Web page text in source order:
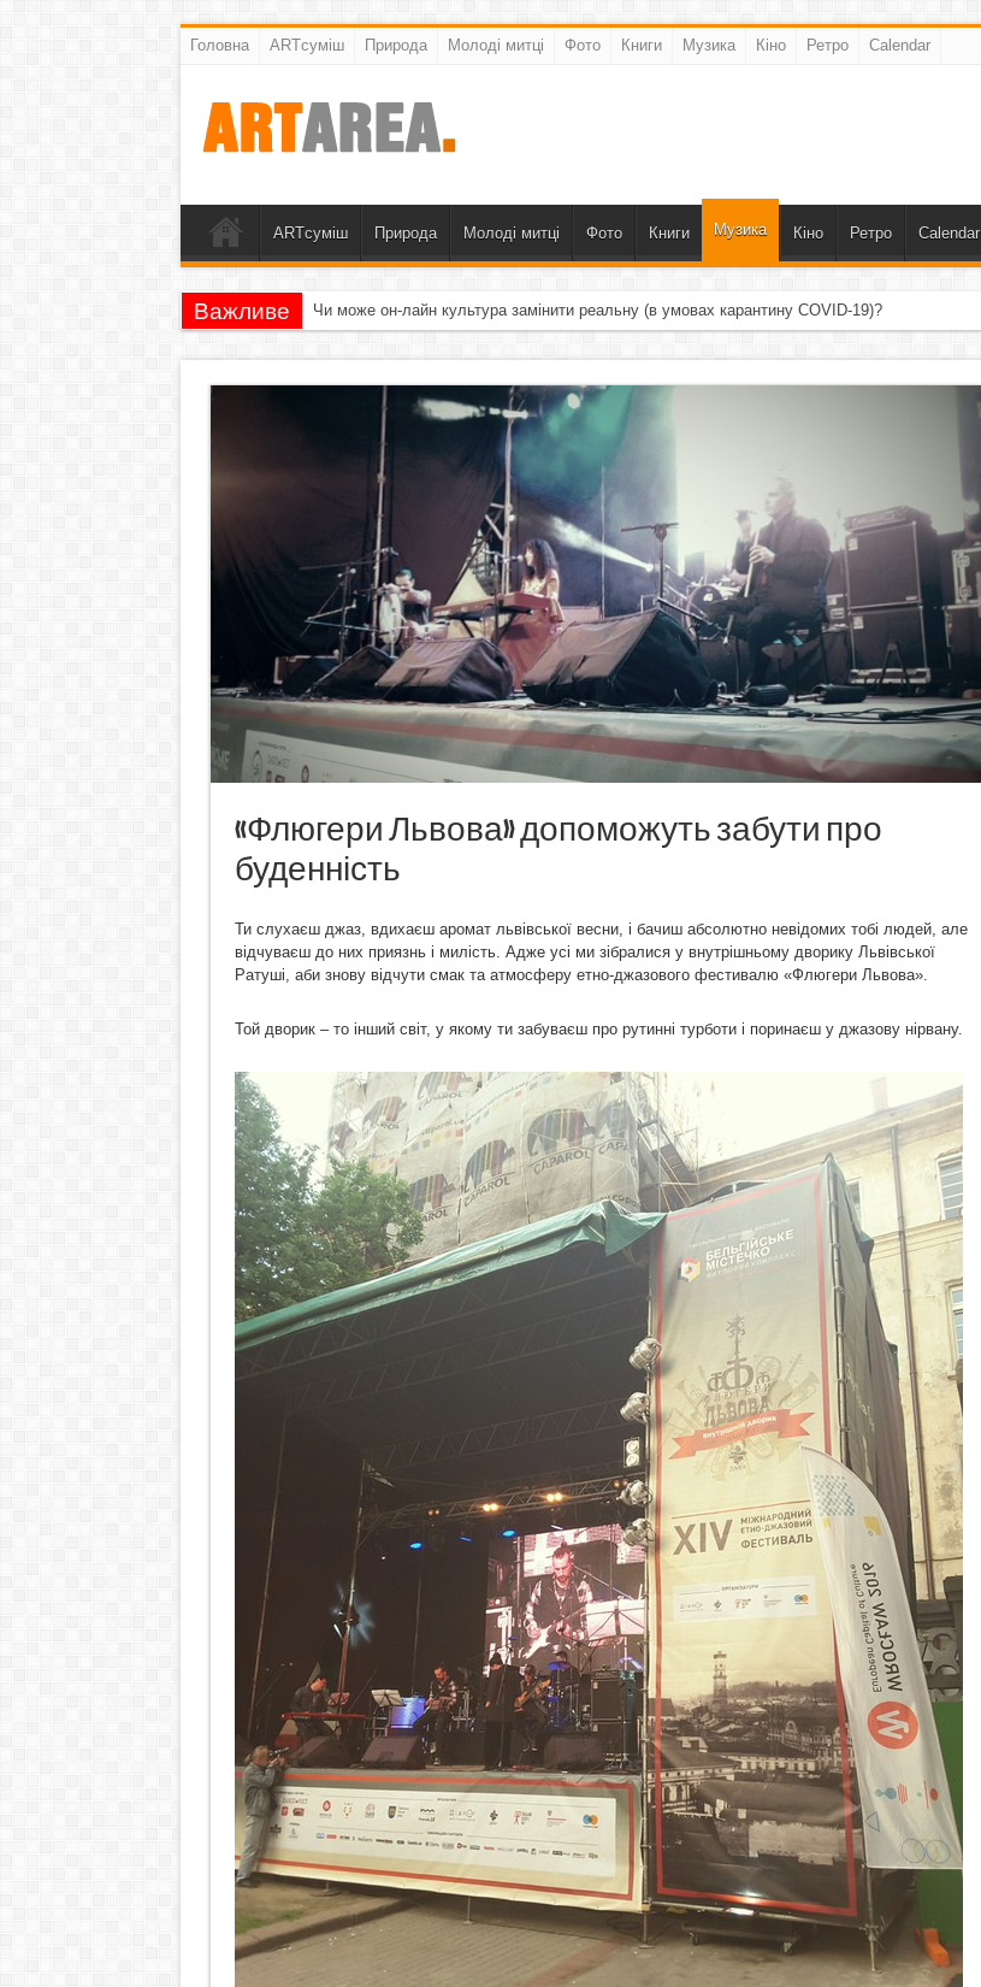
Головна ARTсуміш Природа Молоді митці Фото Книги Музика Кіно Ретро Calendar
ARTсуміш Природа Молоді митці Фото Книги Музика Кіно Ретро Calendar
Важливе Чи може он-лайн культура замінити реальну (в умовах карантину COVID-19)?
«Флюгери Львова» допоможуть забути про
буденність
Ти слухаєш джаз, вдихаєш аромат львівської весни, і бачиш абсолютно невідомих тобі людей, але
відчуваєш до них приязнь і милість. Адже усі ми зібралися у внутрішньому дворику Львівської
Ратуші, аби знову відчути смак та атмосферу етно-джазового фестивалю «Флюгери Львова».
Той дворик – то інший світ, у якому ти забуваєш про рутинні турботи і поринаєш у джазову нірвану.